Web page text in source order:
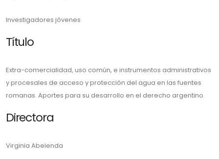
Investigadores jóvenes
Título
Extra-comercialidad, uso común, e instrumentos administrativos
y procesales de acceso y protección del agua en las fuentes
romanas. Aportes para su desarrollo en el derecho argentino.
Directora
Virginia Abelenda